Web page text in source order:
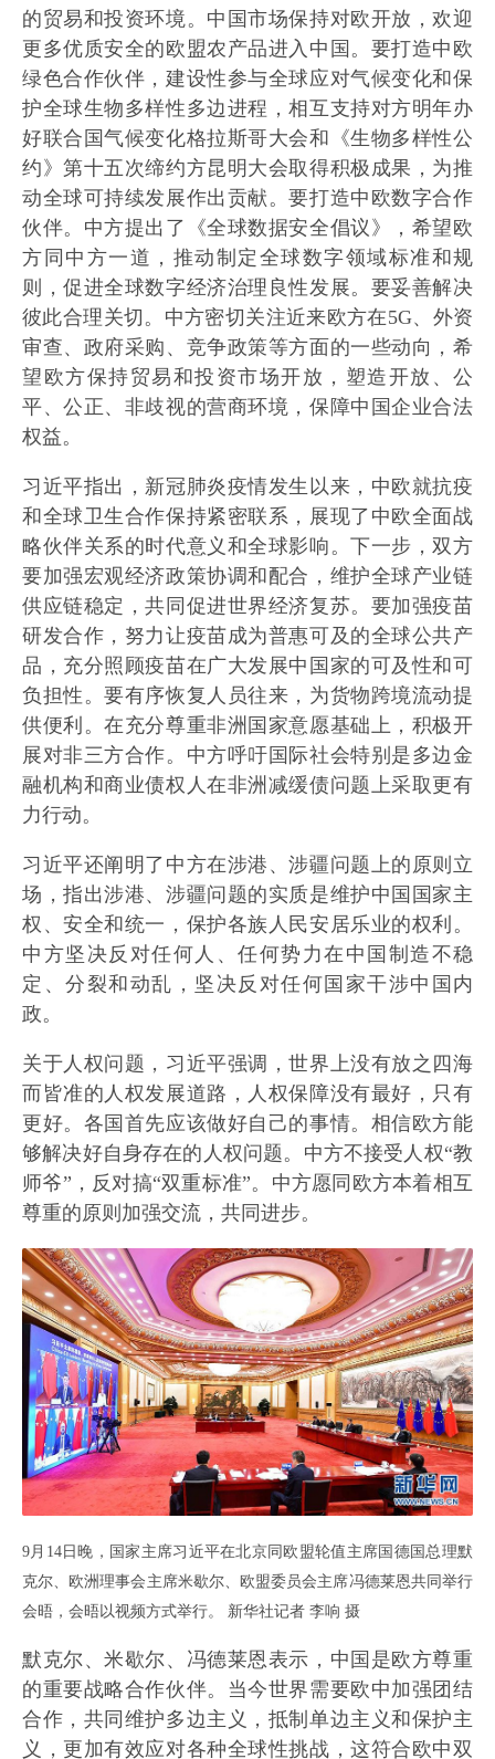
的贸易和投资环境。中国市场保持对欧开放，欢迎
更多优质安全的欧盟农产品进入中国。要打造中欧
绿色合作伙伴，建设性参与全球应对气候变化和保
护全球生物多样性多边进程，相互支持对方明年办
好联合国气候变化格拉斯哥大会和《生物多样性公
约》第十五次缔约方昆明大会取得积极成果，为推
动全球可持续发展作出贡献。要打造中欧数字合作
伙伴。中方提出了《全球数据安全倡议》，希望欧
方同中方一道，推动制定全球数字领域标准和规
则，促进全球数字经济治理良性发展。要妥善解决
彼此合理关切。中方密切关注近来欧方在5G、外资
审查、政府采购、竞争政策等方面的一些动向，希
望欧方保持贸易和投资市场开放，塑造开放、公
平、公正、非歧视的营商环境，保障中国企业合法
权益。
习近平指出，新冠肺炎疫情发生以来，中欧就抗疫
和全球卫生合作保持紧密联系，展现了中欧全面战
略伙伴关系的时代意义和全球影响。下一步，双方
要加强宏观经济政策协调和配合，维护全球产业链
供应链稳定，共同促进世界经济复苏。要加强疫苗
研发合作，努力让疫苗成为普惠可及的全球公共产
品，充分照顾疫苗在广大发展中国家的可及性和可
负担性。要有序恢复人员往来，为货物跨境流动提
供便利。在充分尊重非洲国家意愿基础上，积极开
展对非三方合作。中方呼吁国际社会特别是多边金
融机构和商业债权人在非洲减缓债问题上采取更有
力行动。
习近平还阐明了中方在涉港、涉疆问题上的原则立
场，指出涉港、涉疆问题的实质是维护中国国家主
权、安全和统一，保护各族人民安居乐业的权利。
中方坚决反对任何人、任何势力在中国制造不稳
定、分裂和动乱，坚决反对任何国家干涉中国内
政。
关于人权问题，习近平强调，世界上没有放之四海
而皆准的人权发展道路，人权保障没有最好，只有
更好。各国首先应该做好自己的事情。相信欧方能
够解决好自身存在的人权问题。中方不接受人权“教
师爷”，反对搞“双重标准”。中方愿同欧方本着相互
尊重的原则加强交流，共同进步。
9月14日晚，国家主席习近平在北京同欧盟轮值主席国德国总理默
克尔、欧洲理事会主席米歇尔、欧盟委员会主席冯德莱恩共同举行
会晤，会晤以视频方式举行。 新华社记者 李响 摄
默克尔、米歇尔、冯德莱恩表示，中国是欧方尊重
的重要战略合作伙伴。当今世界需要欧中加强团结
合作，共同维护多边主义，抵制单边主义和保护主
义，更加有效应对各种全球性挑战，这符合欧中双